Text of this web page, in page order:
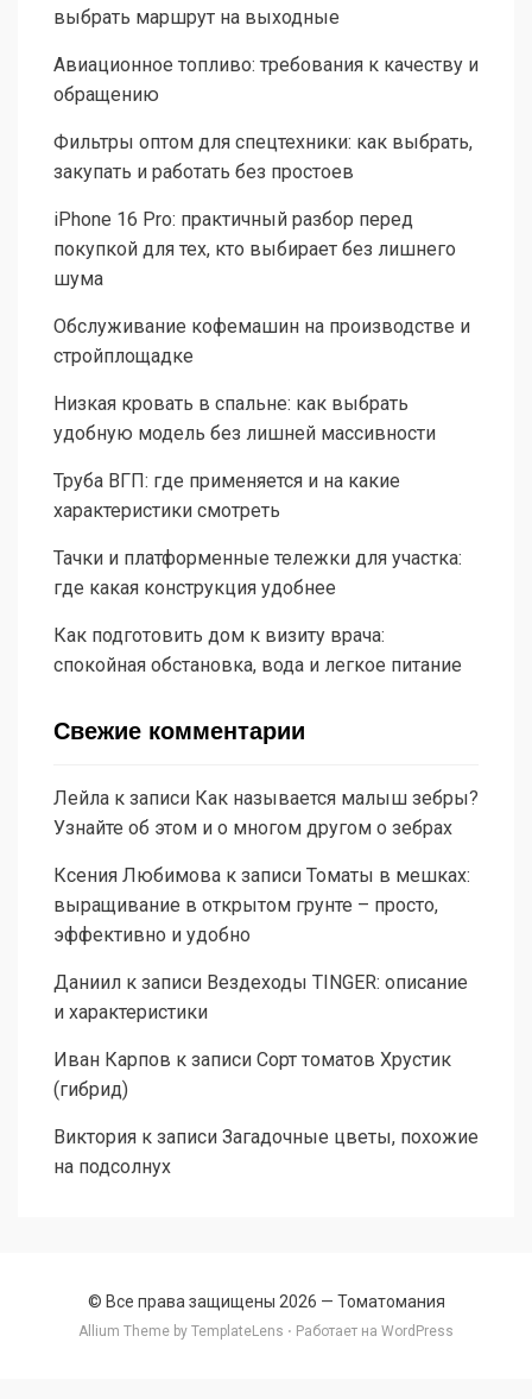
выбрать маршрут на выходные
Авиационное топливо: требования к качеству и
обращению
Фильтры оптом для спецтехники: как выбрать,
закупать и работать без простоев
iPhone 16 Pro: практичный разбор перед
покупкой для тех, кто выбирает без лишнего
шума
Обслуживание кофемашин на производстве и
стройплощадке
Низкая кровать в спальне: как выбрать
удобную модель без лишней массивности
Труба ВГП: где применяется и на какие
характеристики смотреть
Тачки и платформенные тележки для участка:
где какая конструкция удобнее
Как подготовить дом к визиту врача:
спокойная обстановка, вода и легкое питание
Свежие комментарии
Лейла к записи Как называется малыш зебры?
Узнайте об этом и о многом другом о зебрах
Ксения Любимова к записи Томаты в мешках:
выращивание в открытом грунте – просто,
эффективно и удобно
Даниил к записи Вездеходы TINGER: описание
и характеристики
Иван Карпов к записи Сорт томатов Хрустик
(гибрид)
Виктория к записи Загадочные цветы, похожие
на подсолнух
© Все права защищены 2026 — Томатомания
Allium Theme by TemplateLens ⋅ Работает на WordPress